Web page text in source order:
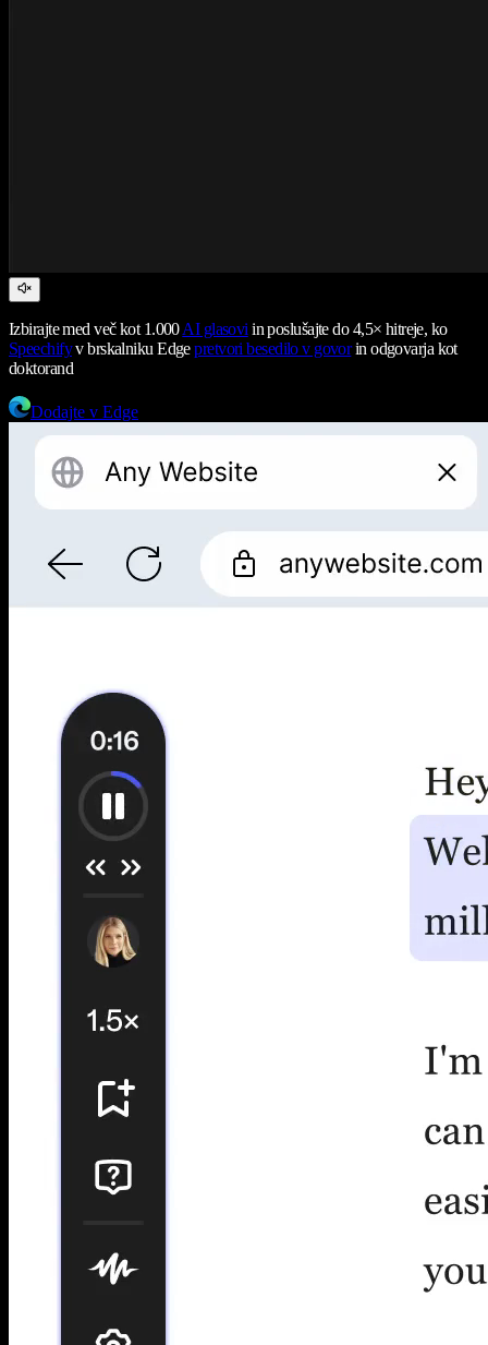
Izbirajte med več kot 1.000AI glasovi in poslušajte do 4,5× hitreje, ko
Speechifyv brskalniku Edgepretvori besedilo v govorin odgovarja kot
doktorand
Dodajte v Edge